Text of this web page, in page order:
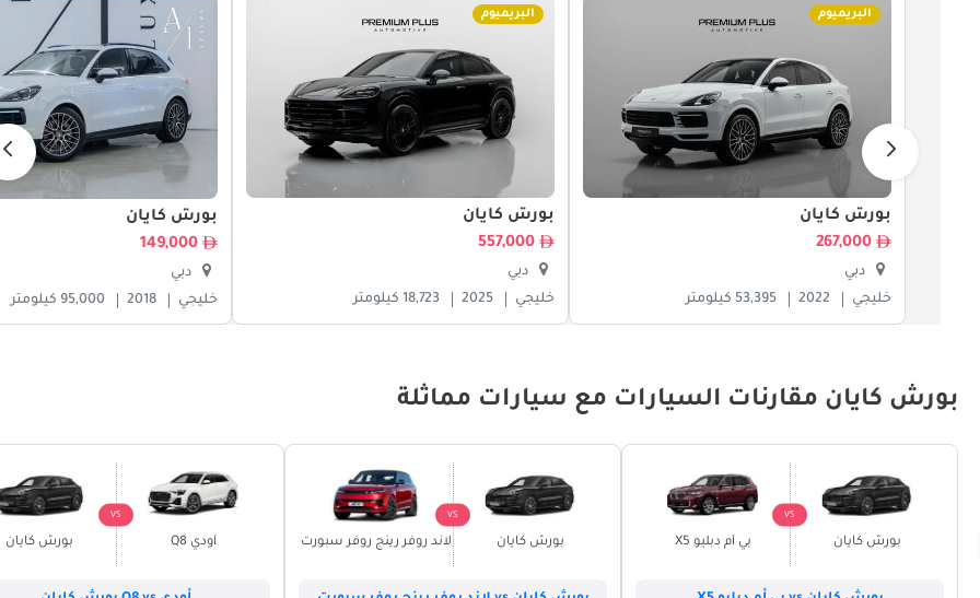
البريميوم
بورش كايان
267,000
دبي
خليجي
2022 53,395 كيلومتر
البريميوم
بورش كايان
557,000
دبي
خليجي
2025 18,723 كيلومتر
بورش كايان
149,000
دبي
خليجي
2018 95,000 كيلومتر
بورش كايان مقارنات السيارات مع سيارات مماثلة
بورش كايان
VS
بي أم دبليو X5 بورش كايان
VS
لاند روفر رينج روفر سبورت أودي Q8
VS
بورش كايان